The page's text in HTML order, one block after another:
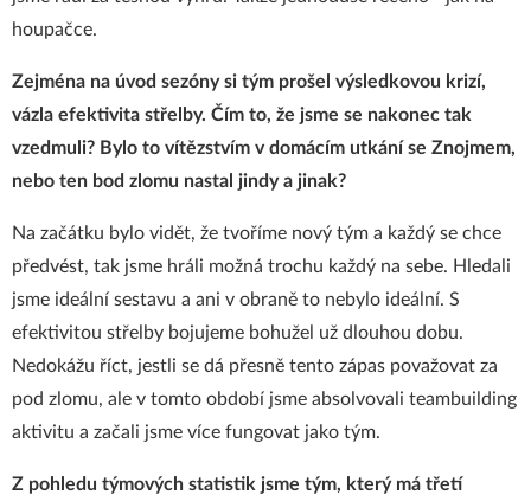
houpačce.
Zejména na úvod sezóny si tým prošel výsledkovou krizí,
vázla efektivita střelby. Čím to, že jsme se nakonec tak
vzedmuli? Bylo to vítězstvím v domácím utkání se Znojmem,
nebo ten bod zlomu nastal jindy a jinak?
Na začátku bylo vidět, že tvoříme nový tým a každý se chce
předvést, tak jsme hráli možná trochu každý na sebe. Hledali
jsme ideální sestavu a ani v obraně to nebylo ideální. S
efektivitou střelby bojujeme bohužel už dlouhou dobu.
Nedokážu říct, jestli se dá přesně tento zápas považovat za
pod zlomu, ale v tomto období jsme absolvovali teambuilding
aktivitu a začali jsme více fungovat jako tým.
Z pohledu týmových statistik jsme tým, který má třetí